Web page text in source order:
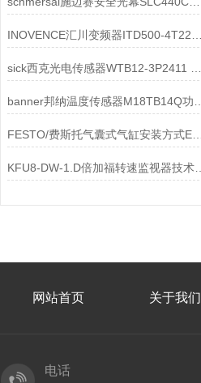
FESTO/费斯托气囊式气缸安装方式EB-250-185 36493
KFU8-DW-1.D倍加福转速监视器技术参数介绍
网站首页 关于我们
电话